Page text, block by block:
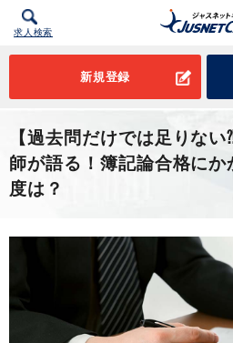
求人検索
新規登録
【過去問だけでは足りな
師が語る！簿記論合格に
度は？